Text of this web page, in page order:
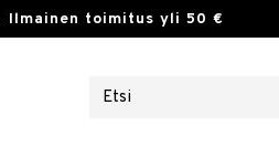
Ilmainen toimitus yli 50 €